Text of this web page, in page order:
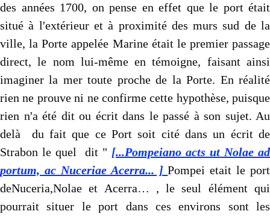
des années 1700, on pense en effet que le port était
situé à l'extérieur et à proximité des murs sud de la
ville, la Porte appelée Marine était le premier passage
direct, le nom lui-même en témoigne, faisant ainsi
imaginer la mer toute proche de la Porte. En réalité
rien ne prouve ni ne confirme cette hypothèse, puisque
rien n'a été dit ou écrit dans le passé à son sujet. Au
delà du fait que ce Port soit cité dans un écrit de
Strabon le quel dit " [...Pompeiano acts ut Nolae ad
portum, ac Nuceriae Acerra... ]Pompei etait le port
deNuceria,Nolae et Acerra… , le seul élément qui
pourrait situer le port dans ces environs sont les